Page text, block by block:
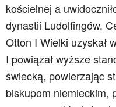
kościelnej a
dynastii Ludolfingów.
Otton I Wielki uzyskał
I powiązał wyższe
świecką, powierzając
biskupom niemieckim,